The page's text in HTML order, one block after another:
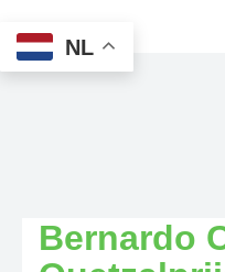
Bernardo
NL